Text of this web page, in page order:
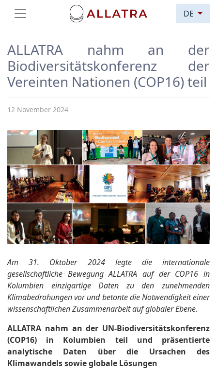
DE
ALLATRA nahm an der
Biodiversitätskonferenz der
Vereinten Nationen (COP16) teil
12 November 2024
Am 31. Oktober 2024 legte die internationale
gesellschaftliche Bewegung ALLATRA auf der COP16 in
Kolumbien einzigartige Daten zu den zunehmenden
Klimabedrohungen vor und betonte die Notwendigkeit einer
wissenschaftlichen Zusammenarbeit auf globaler Ebene.
ALLATRA nahm an der UN-Biodiversitätskonferenz
(COP16) in Kolumbien teil und präsentierte
analytische Daten über die Ursachen des
Klimawandels sowie globale Lösungen